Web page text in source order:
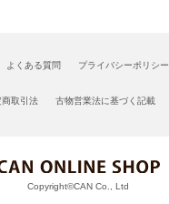
よくある質問 プライバシーポリシー
商取引法 古物営業法に基づく記載
Copyright©CAN Co., Ltd